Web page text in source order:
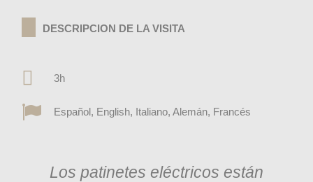
DESCRIPCION DE LA VISITA
3h
Español, English, Italiano, Alemán, Francés
Los patinetes eléctricos están